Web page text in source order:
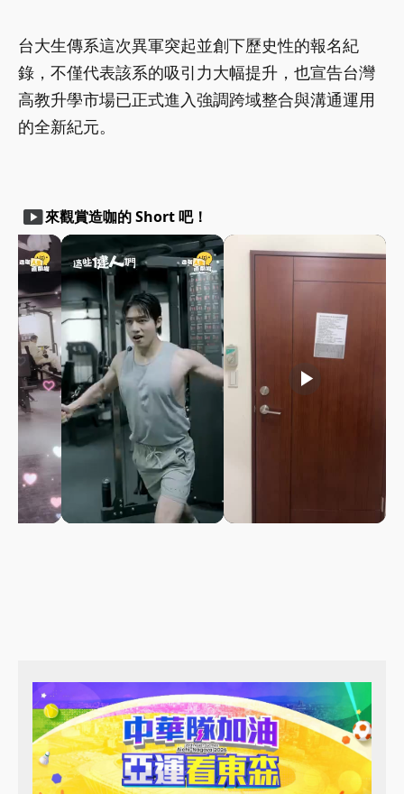
台大生傳系這次異軍突起並創下歷史性的報名紀
錄，不僅代表該系的吸引力大幅提升，也宣告台灣
高教升學市場已正式進入強調跨域整合與溝通運用
的全新紀元。
smart_display來觀賞造咖的 Short 吧！
play_arrow play_arrow